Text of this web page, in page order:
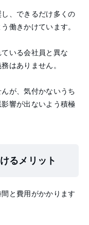
、できるだけ多くの
働きかけています。
いる会社員と異な
はありません。
が、気付かないうち
響が出ないよう積極
るメリット
と費用がかかります